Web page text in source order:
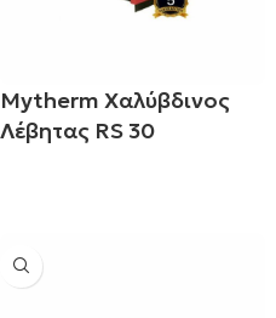
Mytherm Χαλύβδινος
Λέβητας RS 30